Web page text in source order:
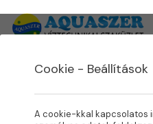
Cookie - Beállítások
A cookie-kkal kapcsolatos